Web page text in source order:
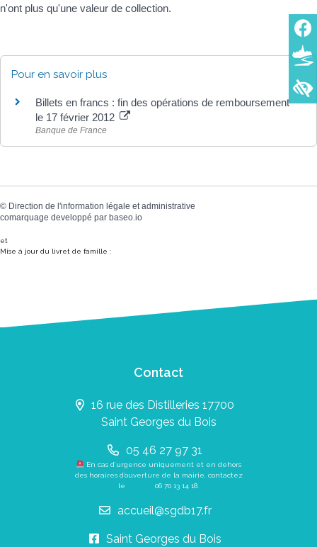
n'ont plus qu'une valeur de collection.
Pour en savoir plus
Billets en francs : fin des opérations de remboursement
le 17 février 2012
Banque de France
© Direction de l'information légale et administrative
comarquage developpé par baseo.io
et
Mise à jour du livret de famille :
Contact
16 rue des Distilleries 17700
Saint Georges du Bois
05 46 27 97 31
En cas d’urgence uniquement et en dehors
des horaires d’ouverture de la mairie, contactez
le 06 70 13 14 18
accueil@sgdb17.fr
Saint Georges du Bois